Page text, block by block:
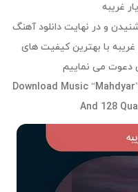
غریبه
و در نهایت دانلود آهنگ
غریبه با بهترین کیفیت های
دعوت می نماییم
Download Music
And 128